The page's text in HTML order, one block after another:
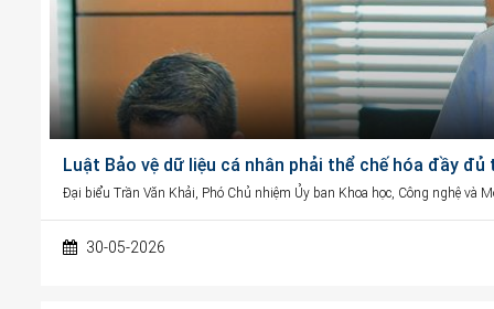
Luật Bảo vệ dữ liệu cá nhân phải thể chế hóa đầy
Đại biểu Trần Văn Khải, Phó Chủ nhiệm Ủy ban Khoa học, Công nghệ
30-05-2026